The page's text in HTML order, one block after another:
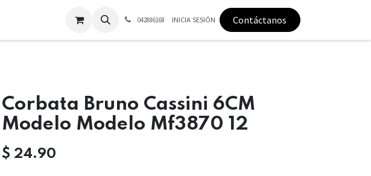
042886168 INICIA SESIÓN Contáctanos
Corbata Bruno Cassini 6CM
Modelo Modelo Mf3870 12
$ 24.90